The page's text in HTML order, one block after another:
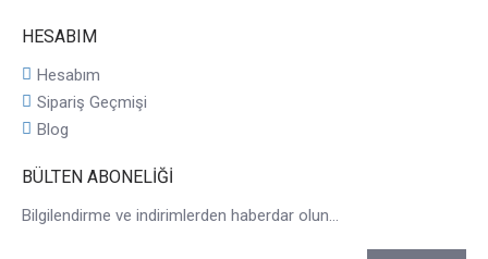
HESABIM
Hesabım
Sipariş Geçmişi
Blog
BÜLTEN ABONELIĞI
Bilgilendirme ve indirimlerden haberdar olun...